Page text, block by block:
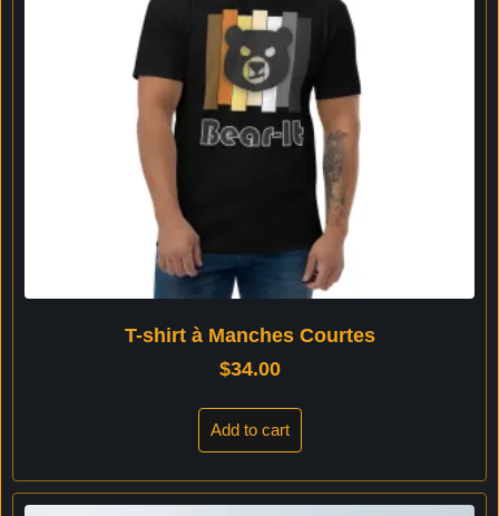
T-shirt à Manches Courtes
$34.00
Add to cart